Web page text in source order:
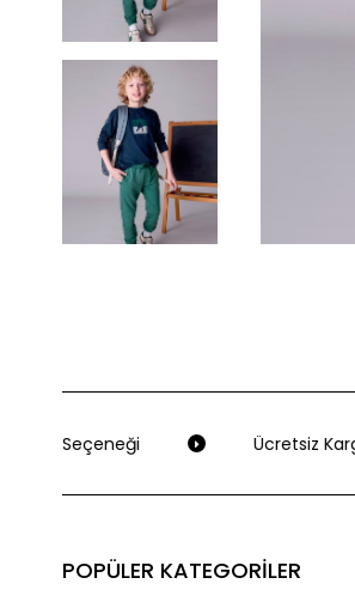
Seçeneği Ücretsiz
POPÜLER KATEGORİLER